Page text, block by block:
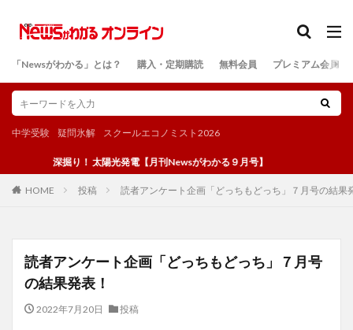
「Newsがわかる」とは？ 購入・定期購読 無料会員 プレミアム会員
中学受験 疑問氷解 スクールエコノミスト2026
深掘り！ 太陽光発電【月刊Newsがわかる９月号】
HOME 投稿 読者アンケート企画「どっちもどっち」７月号の結果
読者アンケート企画「どっちもどっち」７月号
の結果発表！
2022年7月20日 投稿
検索